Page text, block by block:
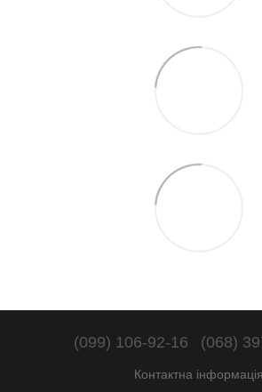
(099) 106-92-16 (068)
Контактна інформація